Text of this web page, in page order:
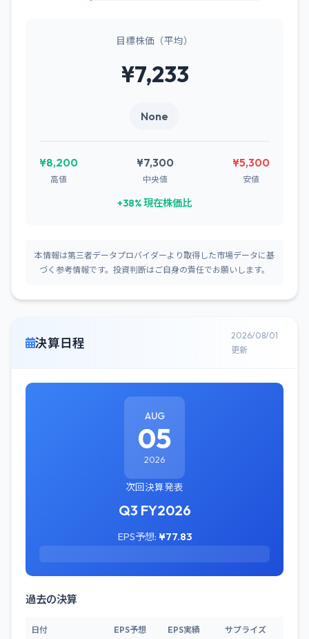
目標株価（平均）
¥7,233
None
¥8,200
高値
¥7,300
中央値
¥5,300
安値
+38% 現在株価比
本情報は第三者データプロバイダーより取得した市場データに基
づく参考情報です。投資判断はご自身の責任でお願いします。
決算日程
2026/08/01
更新
AUG
05
2026
次回決算発表
Q3 FY2026
EPS予想: ¥77.83
過去の決算
日付 EPS予想 EPS実績 サプライズ